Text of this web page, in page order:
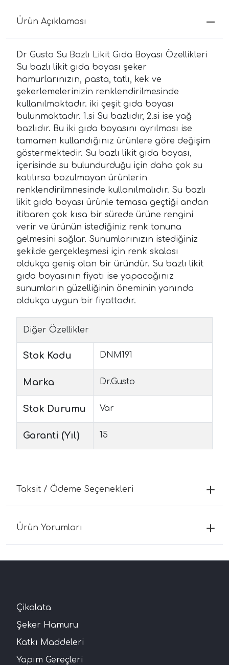
Ürün Açıklaması
Dr Gusto Su Bazlı Likit Gıda Boyası Özellikleri
Su bazlı likit gıda boyası şeker
hamurlarınızın, pasta, tatlı, kek ve
şekerlemelerinizin renklendirilmesinde
kullanılmaktadır. iki çeşit gıda boyası
bulunmaktadır. 1.si Su bazlıdır, 2.si ise yağ
bazlıdır. Bu iki gıda boyasını ayrılması ise
tamamen kullandığınız ürünlere göre değişim
göstermektedir. Su bazlı likit gıda boyası,
içerisinde su bulundurduğu için daha çok su
katılırsa bozulmayan ürünlerin
renklendirilmnesinde kullanılmalıdır. Su bazlı
likit gıda boyası ürünle temasa geçtiği andan
itibaren çok kısa bir sürede ürüne rengini
verir ve ürünün istediğiniz renk tonuna
gelmesini sağlar. Sunumlarınızın istediğiniz
şekilde gerçekleşmesi için renk skalası
oldukça geniş olan bir üründür. Su bazlı likit
gıda boyasının fiyatı ise yapacağınız
sunumların güzelliğinin öneminin yanında
oldukça uygun bir fiyattadır.
Diğer Özellikler
Stok Kodu DNM191
Marka Dr.Gusto
Stok Durumu Var
Garanti (Yıl) 15
Taksit / Ödeme Seçenekleri
Ürün Yorumları
Çikolata
Şeker Hamuru
Katkı Maddeleri
Yapım Gereçleri